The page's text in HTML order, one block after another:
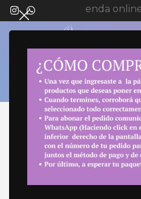
Bienvenida a tienda online
Inicio Maquillaje